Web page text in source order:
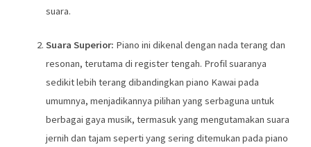
suara.
Suara Superior: Piano ini dikenal dengan nada terang dan
resonan, terutama di register tengah. Profil suaranya
sedikit lebih terang dibandingkan piano Kawai pada
umumnya, menjadikannya pilihan yang serbaguna untuk
berbagai gaya musik, termasuk yang mengutamakan suara
jernih dan tajam seperti yang sering ditemukan pada piano